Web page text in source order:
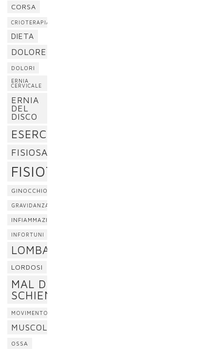
CORSA
CRIOTERAPIA
DIETA
DOLORE
DOLORI
ERNIA
CERVICALE
ERNIA
DEL
DISCO
ESERCIZI
FISIOSAN
FISIOTERAPIA
GINOCCHIO
GRAVIDANZA
INFIAMMAZIONE
INFORTUNI
LOMBALGIA
LORDOSI
MAL DI
SCHIENA
MOVIMENTO
MUSCOLI
OSSA